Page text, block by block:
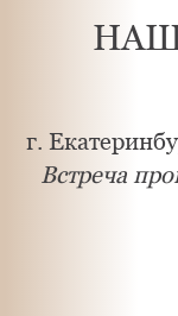
г.
Встреча